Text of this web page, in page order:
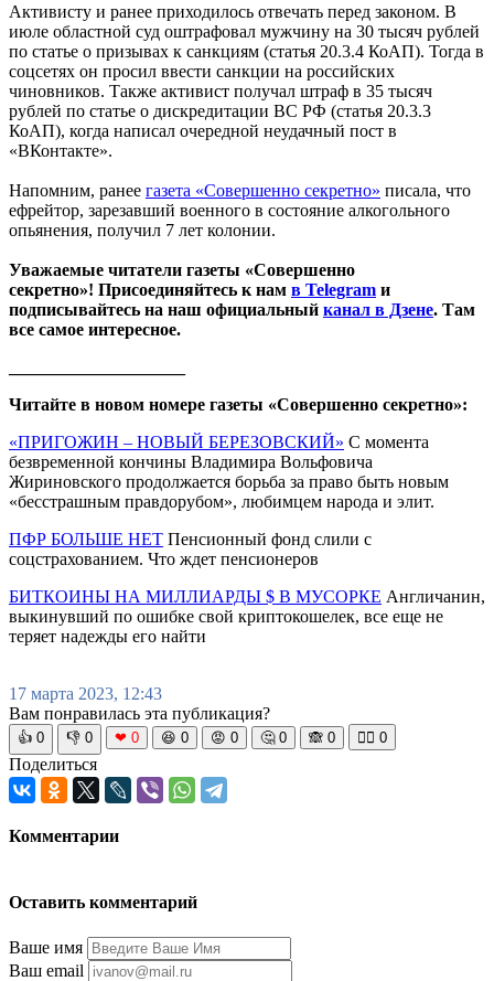
Активисту и ранее приходилось отвечать перед законом. В
июле областной суд оштрафовал мужчину на 30 тысяч рублей
по статье о призывах к санкциям (статья 20.3.4 КоАП). Тогда в
соцсетях он просил ввести санкции на российских
чиновников. Также активист получал штраф в 35 тысяч
рублей по статье о дискредитации ВС РФ (статья 20.3.3
КоАП), когда написал очередной неудачный пост в
«ВКонтакте».
Напомним, ранее газета «Совершенно секретно» писала, что
ефрейтор, зарезавший военного в состояние алкогольного
опьянения, получил 7 лет колонии.
Уважаемые читатели газеты «Совершенно
секретно»! Присоединяйтесь к нам в Telegram и
подписывайтесь на наш официальный канал в Дзене. Там
все самое интересное.
Читайте в новом номере газеты «Совершенно секретно»:
«ПРИГОЖИН – НОВЫЙ БЕРЕЗОВСКИЙ» С момента
безвременной кончины Владимира Вольфовича
Жириновского продолжается борьба за право быть новым
«бесстрашным правдорубом», любимцем народа и элит.
ПФР БОЛЬШЕ НЕТ Пенсионный фонд слили с
соцстрахованием. Что ждет пенсионеров
БИТКОИНЫ НА МИЛЛИАРДЫ $ В МУСОРКЕ Англичанин,
выкинувший по ошибке свой криптокошелек, все еще не
теряет надежды его найти
17 марта 2023, 12:43
Вам понравилась эта публикация?
👍 0 👎 0 ❤ 0 😆 0 😡 0 🤔 0 🙈 0 🧘‍♀️ 0
Поделиться
Комментарии
Оставить комментарий
Ваше имя
Ваш email